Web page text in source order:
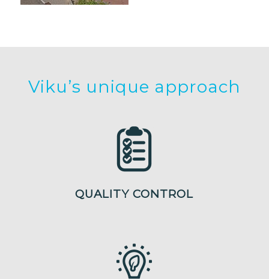
Viku’s unique approach
QUALITY CONTROL